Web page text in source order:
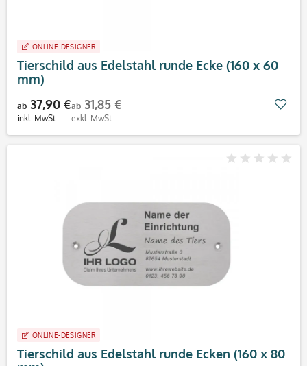
ONLINE-DESIGNER
Tierschild aus Edelstahl runde Ecke (160 x 60
mm)
ab 37,90 €
inkl. MwSt.
ab 31,85 €
exkl. MwSt.
ONLINE-DESIGNER
Tierschild aus Edelstahl runde Ecken (160 x 80